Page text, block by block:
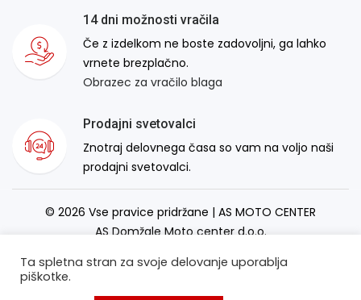
14 dni možnosti vračila
Če z izdelkom ne boste zadovoljni, ga lahko
vrnete brezplačno.
Obrazec za vračilo blaga
Prodajni svetovalci
Znotraj delovnega časa so vam na voljo naši
prodajni svetovalci.
© 2026 Vse pravice pridržane | AS MOTO CENTER
AS Domžale Moto center d.o.o.
Ta spletna stran za svoje delovanje uporablja
piškotke.